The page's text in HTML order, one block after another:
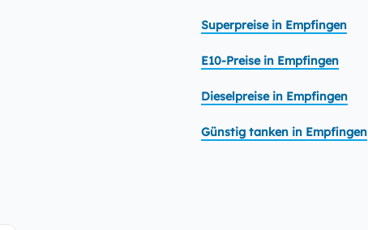
Superpreise in Empfingen
E10-Preise in Empfingen
Dieselpreise in Empfingen
Günstig tanken in Empfingen